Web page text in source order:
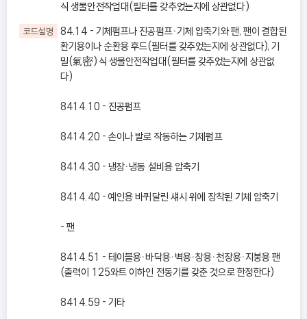
식 생물안전작업대(필터를 갖추었는지에 상관없다)
코드설명
84.14 - 기체펌프나 진공펌프ㆍ기체 압축기와 팬, 팬이 결합된
환기용이나 순환용 후드(필터를 갖추었는지에 상관없다), 기
밀(氣密)식 생물안전작업대(필터를 갖추었는지에 상관없
다)
8414.10 - 진공펌프
8414.20 - 손이나 발로 작동하는 기체펌프
8414.30 - 냉장ㆍ냉동 설비용 압축기
8414.40 - 예인용 바퀴달린 섀시 위에 장착된 기체 압축기
- 팬
8414.51 - 테이블용ㆍ바닥용ㆍ벽용ㆍ창용ㆍ천장용ㆍ지붕용 팬
(출력이 125와트 이하인 전동기를 갖춘 것으로 한정한다)
8414.59 - 기타